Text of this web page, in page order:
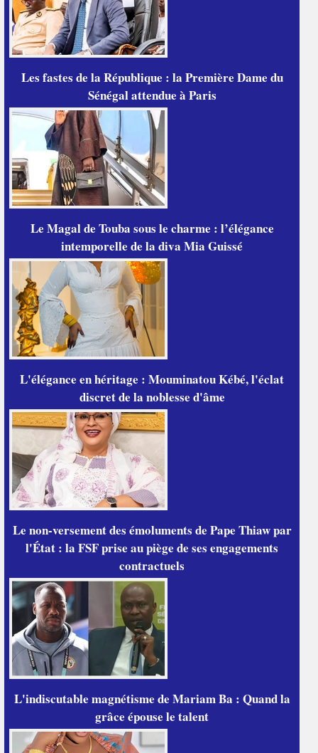
Les fastes de la République : la Première Dame du
Sénégal attendue à Paris
Le Magal de Touba sous le charme : l’élégance
intemporelle de la diva Mia Guissé
L'élégance en héritage : Mouminatou Kébé, l'éclat
discret de la noblesse d'âme
Le non-versement des émoluments de Pape Thiaw par
l'État : la FSF prise au piège de ses engagements
contractuels
L'indiscutable magnétisme de Mariam Ba : Quand la
grâce épouse le talent